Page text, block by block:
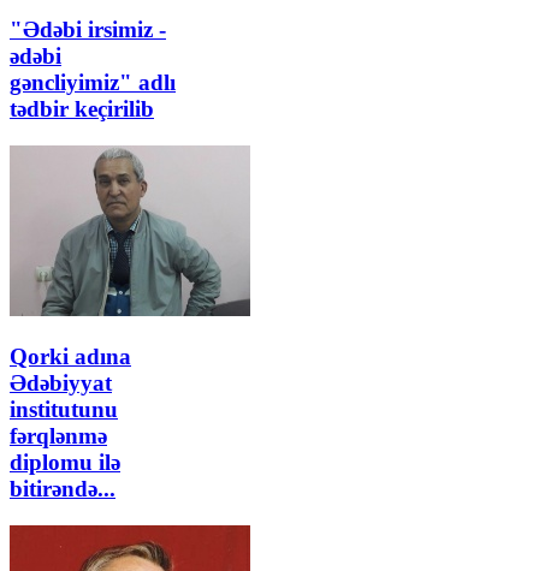
"Ədəbi irsimiz -
ədəbi
gəncliyimiz" adlı
tədbir keçirilib
Qorki adına
Ədəbiyyat
institutunu
fərqlənmə
diplomu ilə
bitirəndə...